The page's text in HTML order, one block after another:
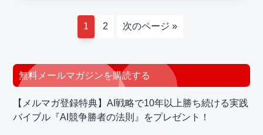
ペ
ー
1
ペ
2
移
次のページ »
最
初
の
サ
無料メールマガジンを購読する
【メルマガ登録特典】AI戦略で10年以上勝ち続ける実践
バイブル『AI競争勝者の法則』をプレゼント！